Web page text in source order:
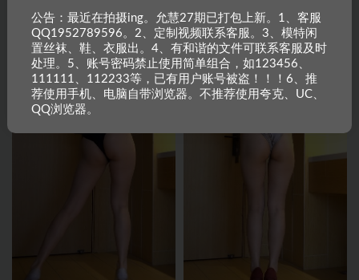
公告：最近在拍摄ing。允慧27期已打包上新。1、客服
QQ1952789596。2、定制视频联系客服。3、模特闲
置丝袜、鞋、衣服出。4、有和谐的文件可联系客服及时
处理。5、账号密码禁止使用简单组合，如123456、
111111、112233等，已有用户账号被盗！！！6、推
荐使用手机、电脑自带浏览器。不推荐使用夸克、UC、
QQ浏览器。